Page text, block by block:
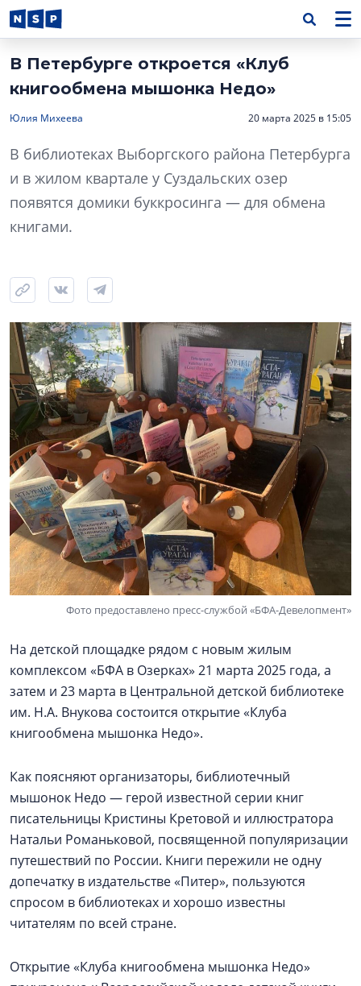
В Петербурге откроется «Клуб
книгообмена мышонка Недо»
Юлия Михеева 20 марта 2025 в 15:05
В библиотеках Выборгского района Петербурга
и в жилом квартале у Суздальских озер
появятся домики буккросинга — для обмена
книгами.
Фото предоставлено пресс-службой «БФА-Девелопмент»
На детской площадке рядом с новым жилым
комплексом «БФА в Озерках» 21 марта 2025 года, а
затем и 23 марта в Центральной детской библиотеке
им. Н.А. Внукова состоится открытие «Клуба
книгообмена мышонка Недо».
Как поясняют организаторы, библиотечный
мышонок Недо — герой известной серии книг
писательницы Кристины Кретовой и иллюстратора
Натальи Романьковой, посвященной популяризации
путешествий по России. Книги пережили не одну
допечатку в издательстве «Питер», пользуются
спросом в библиотеках и хорошо известны
читателям по всей стране.
Открытие «Клуба книгообмена мышонка Недо»